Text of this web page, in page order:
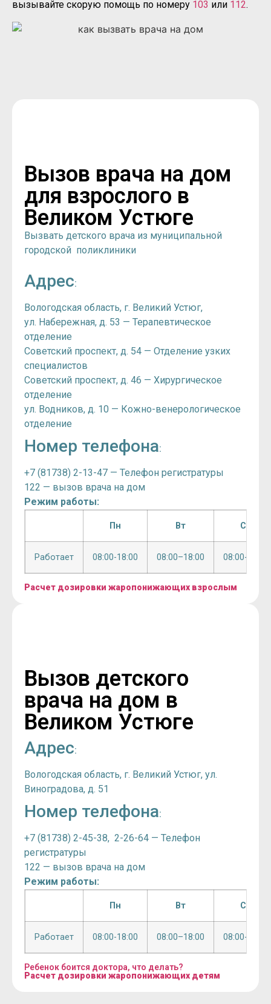
вызывайте скорую помощь по номеру 103 или 112.
Вызов врача на дом
для взрослого в
Великом Устюге
Вызвать детского врача из муниципальной
городской поликлиники
Адрес:
Вологодская область, г. Великий Устюг,
ул. Набережная, д. 53 — Терапевтическое
отделение
Советский проспект, д. 54 — Отделение узких
специалистов
Советский проспект, д. 46 — Хирургическое
отделение
ул. Водников, д. 10 — Кожно-венерологическое
отделение
Номер телефона:
+7 (81738) 2-13-47 — Телефон регистратуры
122 — вызов врача на дом
Режим работы:
Пн Вт Ср
Работает 08:00-18:00 08:00–18:00 08:00-18:00
Расчет дозировки жаропонижающих взрослым
Вызов детского
врача на дом в
Великом Устюге
Адрес:
Вологодская область, г. Великий Устюг, ул.
Виноградова, д. 51
Номер телефона:
+7 (81738) 2-45-38, 2-26-64 — Телефон
регистратуры
122 — вызов врача на дом
Режим работы:
Пн Вт Ср
Работает 08:00-18:00 08:00–18:00 08:00-18:00
Ребенок боится доктора, что делать?
Расчет дозировки жаропонижающих детям